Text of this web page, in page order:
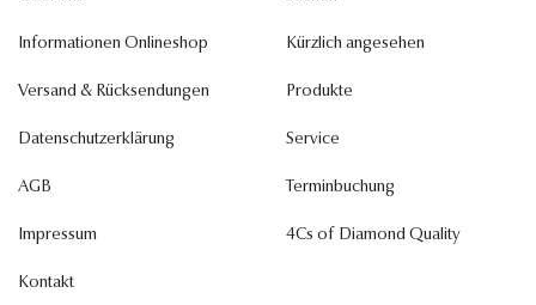
Informationen Onlineshop
Versand & Rücksendungen
Datenschutzerklärung
AGB
Impressum
Kontakt
Kürzlich angesehen
Produkte
Service
Terminbuchung
4Cs of Diamond Quality